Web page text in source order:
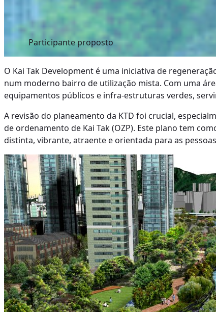
Participante proposto
O Kai Tak Development é uma iniciativa de
num moderno bairro de utilização mista. Com uma
equipamentos públicos e infra-estruturas verdes,
A revisão do planeamento da KTD foi crucial,
de ordenamento de Kai Tak (OZP). Este plano tem
distinta, vibrante, atraente e orientada para as